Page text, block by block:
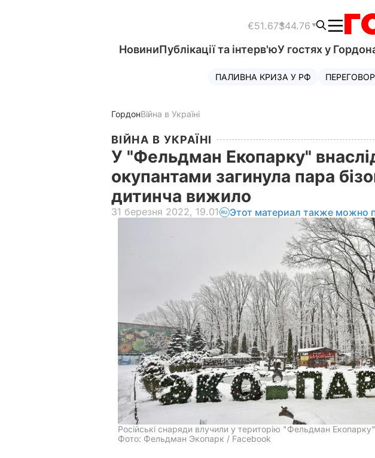
€51.67$44.76
НовиниПублікації та інтерв'юУ гостях у
ПАЛИВНА КРИЗА У РФ
ГордонВійна в Україні
ВІЙНА В УКРАЇНІ
У "Фельдман Екопарку"
окупантами загинула пара
дитинча вижило
31 березня 2022, 19.01 Этот материал также можно
Російські снаряди влучили у територію "Фельдман
Фото: Фельдман Экопарк / Facebook